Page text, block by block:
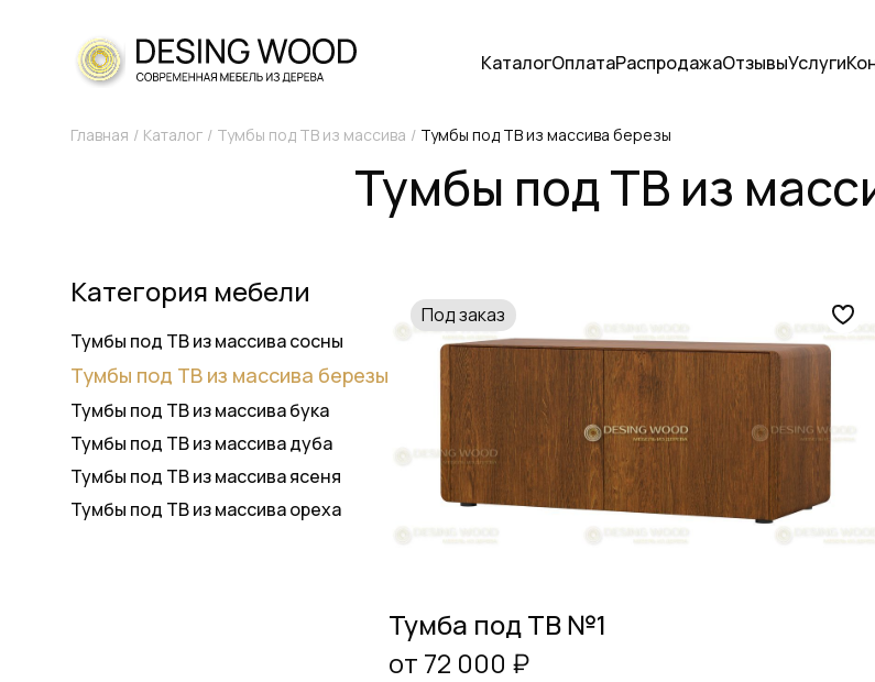
КаталогОплатаРаспродажаОтзывыУслуги
Главная Каталог Тумбы под ТВ из массива Тумбы под ТВ из массива березы
Тумбы под ТВ из
Категория мебели
Тумбы под ТВ из массива сосны
Тумбы под ТВ из массива березы
Тумбы под ТВ из массива бука
Тумбы под ТВ из массива дуба
Тумбы под ТВ из массива ясеня
Тумбы под ТВ из массива ореха
Под заказ
Тумба под ТВ №1
от 72 000 ₽